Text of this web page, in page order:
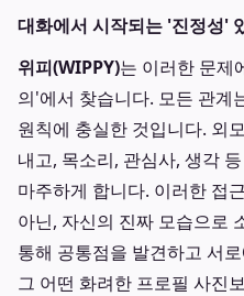
대화에서 시작되는 '진정성'
위피(WIPPY)는 이러한 문제
의'에서 찾습니다. 모든 관계
원칙에 충실한 것입니다. 외
내고, 목소리, 관심사, 생각
마주하게 합니다. 이러한 접
아닌, 자신의 진짜 모습으로
통해 공통점을 발견하고 서
그 어떤 화려한 프로필 사진